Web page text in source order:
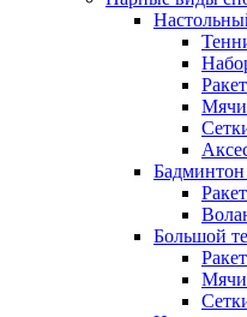
Мячи
Бадминтон
Большой
Мячи